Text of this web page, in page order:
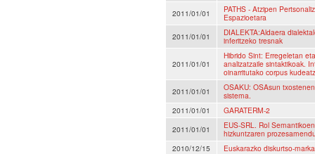
2011/01/01
PATHS - Atzipen
Espazioetara
2011/01/01
DIALEKTA:Aldaera
inferitzeko tresnak
2011/01/01
Hibrido Sint: Erregeletan
analizatzaile sintaktikoak.
oinarritutako corpus
2011/01/01
OSAKU: OSAsun
sistema.
2011/01/01
GARATERM-2
2011/01/01
EUS-SRL. Rol
hizkuntzaren
2010/12/15
Euskarazko diskurtso-